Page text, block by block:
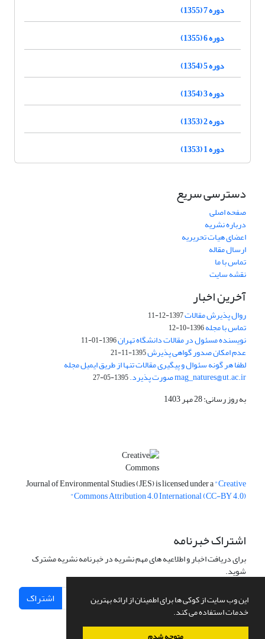
این وب سایت از کوکی ها برای اطمینان از ارائه بهترین
خدمات استفاده می کند.
دوره 7 (1355)
دوره 6 (1355)
دوره 5 (1354)
دوره 3 (1354)
دوره 2 (1353)
دوره 1 (1353)
دسترسی سریع
صفحه اصلی
درباره نشریه
اعضای هیات تحریریه
ارسال مقاله
تماس با ما
نقشه سایت
آخرین اخبار
روال پذیرش مقالات1397-12-11
تماس با مجله1396-10-12
نویسنده مسئول در مقالات دانشگاه تهران1396-01-11
عدم امکان صدور گواهی پذیرش1395-11-21
لطفا هر گونه سئوال و پیگیری مقالات تنها از طریق ایمیل مجله
mag_natures@ut.ac.ir صورت پذیرد. 1395-05-27
به روز رسانی: 28 مهر 1403
Journal of Environmental Studies (JES) is licensed under a"Creative
Commons Attribution 4.0 International (CC-BY 4.0)"
اشتراک خبرنامه
برای دریافت اخبار و اطلاعیه های مهم نشریه در خبرنامه نشریه مشترک
شوید.
اشتراک